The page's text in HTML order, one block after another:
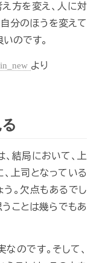
方を変え、人に対
自分のほうを変えて
のです。
より
結局において、上
上司となっている
。欠点もあるでし
ことは幾らでもあ
のです。そして、